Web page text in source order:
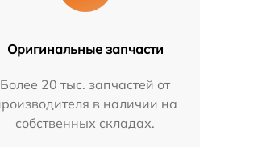
Оригинальные запчасти
Более 20 тыс. запчастей от
в наличии на
собственных складах.